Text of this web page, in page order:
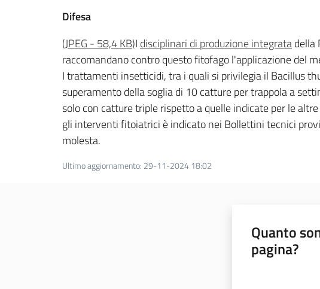
Difesa
(JPEG - 58,4 KB)I disciplinari di produzione integratadella
raccomandano contro questo fitofago l'applicazione del
I trattamenti insetticidi, tra i quali si privilegia il Bacillus
superamento della soglia di 10 catture per trappola a
solo con catture triple rispetto a quelle indicate per le
gli interventi fitoiatrici è indicato nei Bollettini tecnici
molesta.
Ultimo aggiornamento: 29-11-2024 18:02
Quanto
pagina?